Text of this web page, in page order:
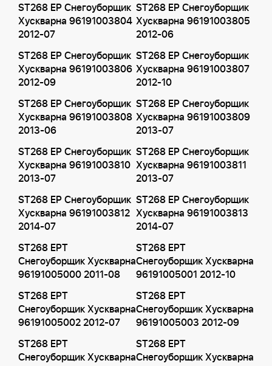
ST268 EP Снегоуборщик
Хускварна 96191003804
2012-07
ST268 EP Снегоуборщик
Хускварна 96191003805
2012-06
ST268 EP Снегоуборщик
Хускварна 96191003806
2012-09
ST268 EP Снегоуборщик
Хускварна 96191003807
2012-10
ST268 EP Снегоуборщик
Хускварна 96191003808
2013-06
ST268 EP Снегоуборщик
Хускварна 96191003809
2013-07
ST268 EP Снегоуборщик
Хускварна 96191003810
2013-07
ST268 EP Снегоуборщик
Хускварна 96191003811
2013-07
ST268 EP Снегоуборщик
Хускварна 96191003812
2014-07
ST268 EP Снегоуборщик
Хускварна 96191003813
2014-07
ST268 EPT
Снегоуборщик Хускварна
96191005000 2011-08
ST268 EPT
Снегоуборщик Хускварна
96191005001 2012-10
ST268 EPT
Снегоуборщик Хускварна
96191005002 2012-07
ST268 EPT
Снегоуборщик Хускварна
96191005003 2012-09
ST268 EPT
Снегоуборщик Хускварна
ST268 EPT
Снегоуборщик Хускварна